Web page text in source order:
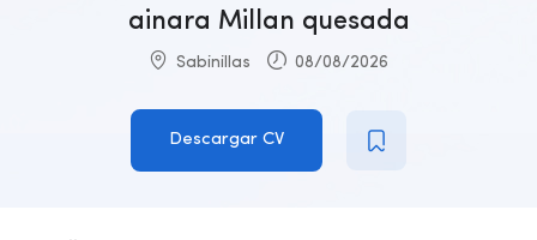
ainara Millan quesada
Sabinillas 08/08/2026
Descargar CV